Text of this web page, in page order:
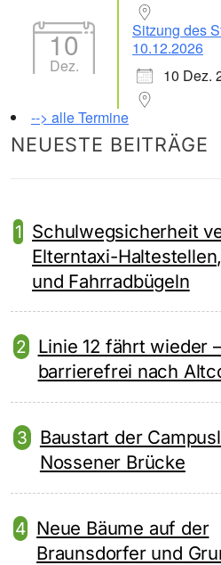
10
Dez.
Sitzung des
10.12.2026
10 Dez.
--> alle Termine
NEUESTE BEITRÄGE
Schulwegsicherheit
Elterntaxi-
und Fahrradbügeln
Linie 12 fährt wieder
barrierefrei nach
Baustart der
Nossener Brücke
Neue Bäume auf der
Braunsdorfer und